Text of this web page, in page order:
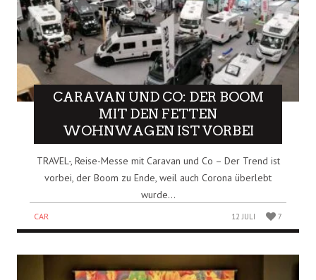
CARAVAN UND CO: DER BOOM
MIT DEN FETTEN
WOHNWAGEN IST VORBEI
TRAVEL-, Reise-Messe mit Caravan und Co – Der Trend ist
vorbei, der Boom zu Ende, weil auch Corona überlebt
wurde...
CAR 12 JULI 7